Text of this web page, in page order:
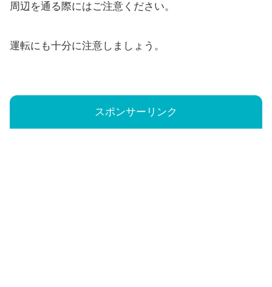
周辺を通る際にはご注意ください。
運転にも十分に注意しましょう。
スポンサーリンク